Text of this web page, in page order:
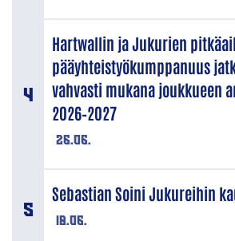
26.06.
Hartwallin ja Jukurien
pääyhteistyökumppanuus
vahvasti mukana joukkueen
2026–2027
18.06.
Sebastian Soini Jukureihin